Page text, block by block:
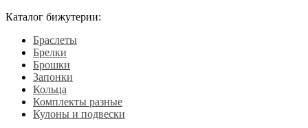
Каталог бижутерии:
Браслеты
Брелки
Брошки
Запонки
Кольца
Комплекты разные
Кулоны и подвески